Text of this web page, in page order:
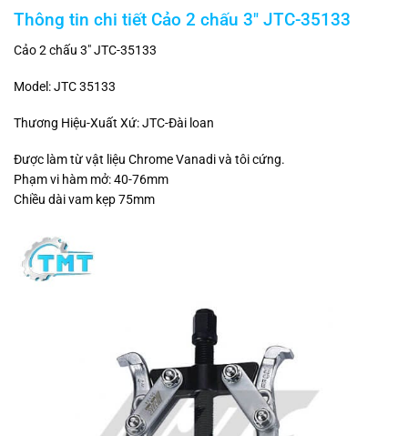
Thông tin chi tiết Cảo 2 chấu 3″ JTC-35133
Cảo 2 chấu 3″ JTC-35133
Model: JTC 35133
Thương Hiệu-Xuất Xứ: JTC-Đài loan
Được làm từ vật liệu Chrome Vanadi và tôi cứng.
Phạm vi hàm mở: 40-76mm
Chiều dài vam kẹp 75mm